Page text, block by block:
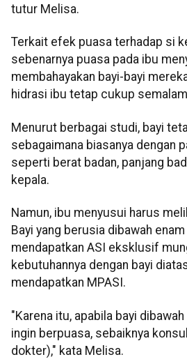
tutur Melisa.
Terkait efek puasa terhadap si
sebenarnya puasa pada ibu
membahayakan bayi-bayi
hidrasi ibu tetap cukup
Menurut berbagai studi, bayi
sebagaimana biasanya dengan
seperti berat badan, panjang
kepala.
Namun, ibu menyusui harus
Bayi yang berusia dibawah
mendapatkan ASI eksklusif
kebutuhannya dengan bayi
mendapatkan MPASI.
"Karena itu, apabila bayi
ingin berpuasa, sebaiknya
dokter)," kata Melisa.